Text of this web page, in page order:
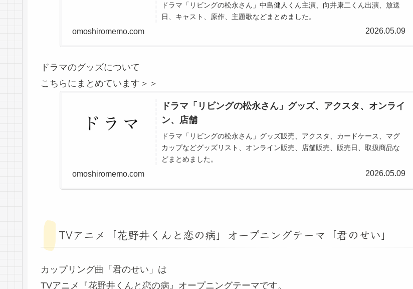
ドラマ「リビングの松永さん」中島健人くん主演、向井康二くん出演、放送
日、キャスト、原作、主題歌などまとめました。
omoshiromemo.com 2026.05.09
ドラマのグッズについて
こちらにまとめています＞＞
ドラマ「リビングの松永さん」グッズ、アクスタ、オンライ
ン、店舗
ドラマ「リビングの松永さん」グッズ販売、アクスタ、カードケース、マグ
カップなどグッズリスト、オンライン販売、店舗販売、販売日、取扱商品な
どまとめました。
omoshiromemo.com 2026.05.09
TVアニメ「花野井くんと恋の病」オープニングテーマ「君のせい」
カップリング曲「君のせい」は
TVアニメ『花野井くんと恋の病』オープニングテーマです。